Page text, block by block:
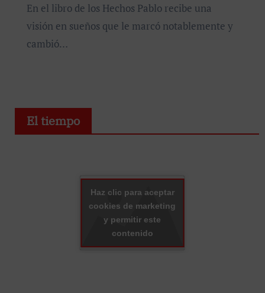
En el libro de los Hechos Pablo recibe una
visión en sueños que le marcó notablemente y
cambió…
El tiempo
Haz clic para aceptar
cookies de marketing
y permitir este
contenido